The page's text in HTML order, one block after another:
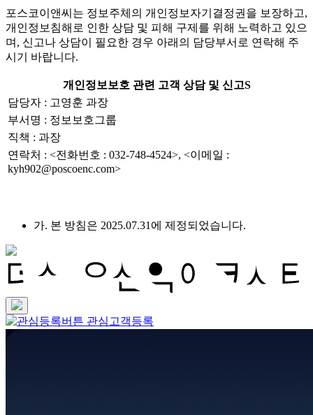
포스코이앤씨는 정보주체의 개인정보자기결정권을 보장하고,
개인정보침해로 인한 상담 및 피해 구제를 위해 노력하고 있으
며, 신고나 상담이 필요한 경우 아래의 담당부서로 연락해 주
시기 바랍니다.
개인정보보호 관련 고객 상담 및 신고S
담당자 : 고영훈 과장
부서명 : 정보보호그룹
직책 : 과장
연락처 : <전화번호 : 032-748-4524>, <이메일 :
kyh902@poscoenc.com>
가. 본 방침은 2025.07.31에 제정되었습니다.
관심고객등록